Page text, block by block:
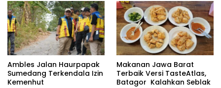
Ambles Jalan Haurpapak
Sumedang Terkendala Izin
Kemenhut
Makanan Jawa Barat
Terbaik Versi TasteAtlas,
Batagor Kalahkan Seblak